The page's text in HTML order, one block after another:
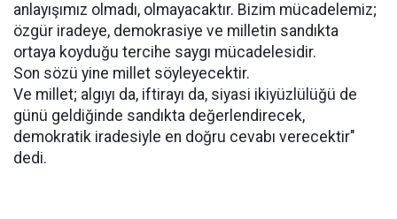
anlayışımız olmadı, olmayacaktır. Bizim mücadelemiz;
özgür iradeye, demokrasiye ve milletin sandıkta
ortaya koyduğu tercihe saygı mücadelesidir.
Son sözü yine millet söyleyecektir.
Ve millet; algıyı da, iftirayı da, siyasi ikiyüzlülüğü de
günü geldiğinde sandıkta değerlendirecek,
demokratik iradesiyle en doğru cevabı verecektir"
dedi.